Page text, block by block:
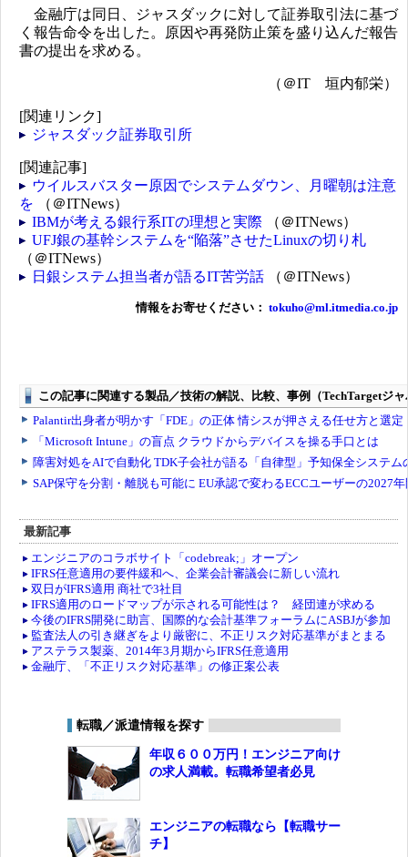
金融庁は同日、ジャスダックに対して証券取引法に基づ
く報告命令を出した。原因や再発防止策を盛り込んだ報告
書の提出を求める。
（＠IT 垣内郁栄）
[関連リンク]
ジャスダック証券取引所
[関連記事]
ウイルスバスター原因でシステムダウン、月曜朝は注意
を （＠ITNews）
IBMが考える銀行系ITの理想と実際 （＠ITNews）
UFJ銀の基幹システムを“陥落”させたLinuxの切り札
（＠ITNews）
日銀システム担当者が語るIT苦労話 （＠ITNews）
情報をお寄せください： tokuho@ml.itmedia.co.jp
最新記事
エンジニアのコラボサイト「codebreak;」オープン
IFRS任意適用の要件緩和へ、企業会計審議会に新しい流れ
双日がIFRS適用 商社で3社目
IFRS適用のロードマップが示される可能性は？ 経団連が求める
今後のIFRS開発に助言、国際的な会計基準フォーラムにASBJが参加
監査法人の引き継ぎをより厳密に、不正リスク対応基準がまとまる
アステラス製薬、2014年3月期からIFRS任意適用
金融庁、「不正リスク対応基準」の修正案公表
転職／派遣情報を探す
年収６００万円！エンジニア向け
の求人満載。転職希望者必見
エンジニアの転職なら【転職サー
チ】